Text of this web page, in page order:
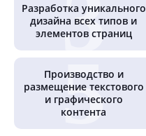
Разработка уникального
дизайна всех типов и
элементов страниц
Производство и
размещение текстового
и графического
контента